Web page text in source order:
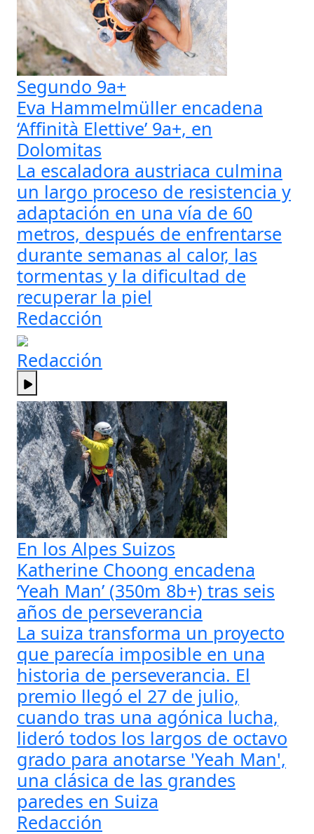
Segundo 9a+
Eva Hammelmüller encadena
‘Affinità Elettive’ 9a+, en
Dolomitas
La escaladora austriaca culmina
un largo proceso de resistencia y
adaptación en una vía de 60
metros, después de enfrentarse
durante semanas al calor, las
tormentas y la dificultad de
recuperar la piel
Redacción
Redacción
En los Alpes Suizos
Katherine Choong encadena
‘Yeah Man’ (350m 8b+) tras seis
años de perseverancia
La suiza transforma un proyecto
que parecía imposible en una
historia de perseverancia. El
premio llegó el 27 de julio,
cuando tras una agónica lucha,
lideró todos los largos de octavo
grado para anotarse 'Yeah Man',
una clásica de las grandes
paredes en Suiza
Redacción